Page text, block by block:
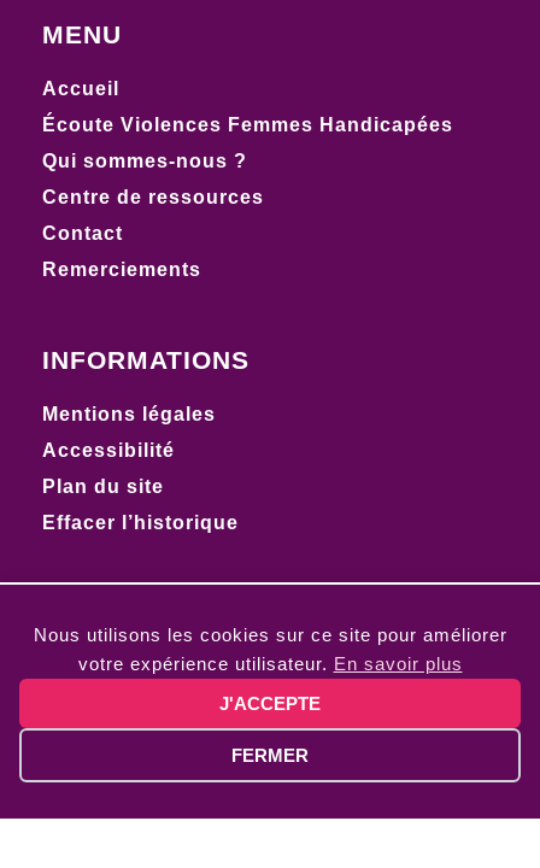
Nous utilisons les cookies sur ce site pour améliorer
votre expérience utilisateur. En savoir plus
J'ACCEPTE
FERMER
MENU
Accueil
Écoute Violences Femmes Handicapées
Qui sommes-nous ?
Centre de ressources
Contact
Remerciements
INFORMATIONS
Mentions légales
Accessibilité
Plan du site
Effacer l’historique